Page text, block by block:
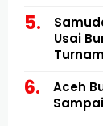
Usai
Aceh